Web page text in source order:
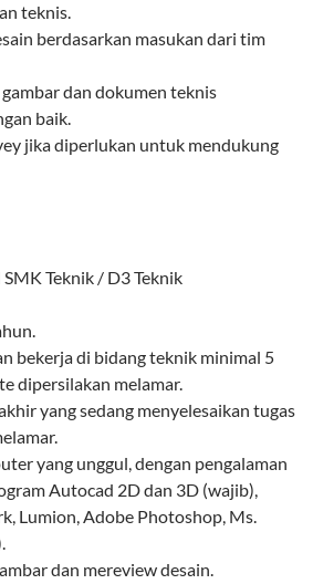
teknis.
berdasarkan masukan dari tim
dan dokumen teknis
baik.
jika diperlukan untuk mendukung
Teknik / D3 Teknik
bekerja di bidang teknik minimal 5
dipersilakan melamar.
yang sedang menyelesaikan tugas
yang unggul, dengan pengalaman
Autocad 2D dan 3D (wajib),
Lumion, Adobe Photoshop, Ms.
dan mereview desain.